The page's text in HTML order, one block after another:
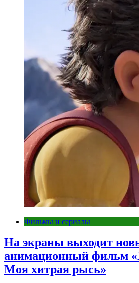
Фильмы и сериалы
На экраны выходит
анимационный фильм
Моя хитрая рысь»